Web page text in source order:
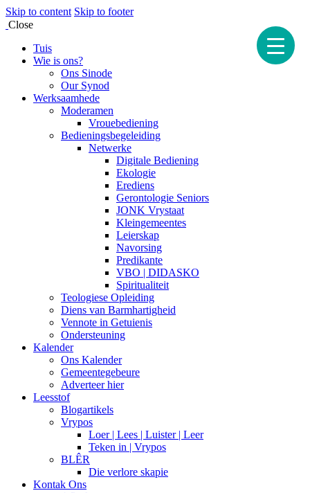
Skip to content Skip to footer
Close
Tuis
Wie is ons?
Ons Sinode
Our Synod
Werksaamhede
Moderamen
Vrouebediening
Bedieningsbegeleiding
Netwerke
Digitale Bediening
Ekologie
Erediens
Gerontologie Seniors
JONK Vrystaat
Kleingemeentes
Leierskap
Navorsing
Predikante
VBO | DIDASKO
Spiritualiteit
Teologiese Opleiding
Diens van Barmhartigheid
Vennote in Getuienis
Ondersteuning
Kalender
Ons Kalender
Gemeentegebeure
Adverteer hier
Leesstof
Blogartikels
Vrypos
Loer | Lees | Luister | Leer
Teken in | Vrypos
BLÊR
Die verlore skapie
Kontak Ons